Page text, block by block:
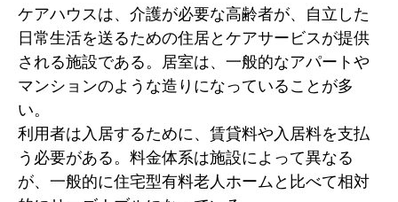
ケアハウスは、介護が必要な高齢者が、自立した
日常生活を送るための住居とケアサービスが提供
される施設である。居室は、一般的なアパートや
マンションのような造りになっていることが多
い。
利用者は入居するために、賃貸料や入居料を支払
う必要がある。料金体系は施設によって異なる
が、一般的に住宅型有料老人ホームと比べて相対